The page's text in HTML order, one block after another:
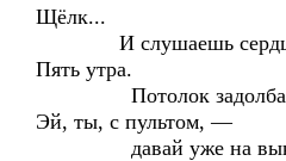
Щёлк...
И слушаешь
Пять утра.
Потолок задолбал
Эй, ты, с пультом, —
давай уже на